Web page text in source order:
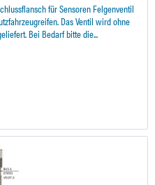
für Sensoren Felgenventil
Das Ventil wird ohne
Bei Bedarf bitte die...